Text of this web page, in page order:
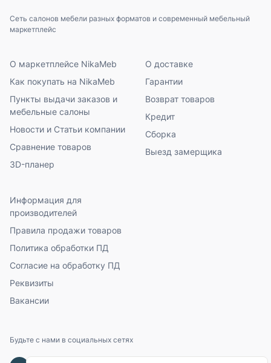
Сеть салонов мебели разных форматов и современный мебельный
маркетплейс
О маркетплейсе NikaMeb
Как покупать на NikaMeb
Пункты выдачи заказов и
мебельные салоны
Новости и Статьи компании
Сравнение товаров
3D-планер
О доставке
Гарантии
Возврат товаров
Кредит
Сборка
Выезд замерщика
Информация для
производителей
Правила продажи товаров
Политика обработки ПД
Согласие на обработку ПД
Реквизиты
Вакансии
Будьте с нами в социальных сетях